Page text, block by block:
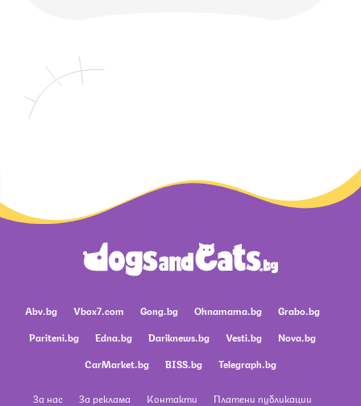
Abv.bg Vbox7.com Gong.bg Ohnamama.bg
Grabo.bg
Pariteni.bg
Edna.bg Dariknews.bg Vesti.bg
Nova.bg
CarMarket.bg
BISS.bg Telegraph.bg
За нас За реклама Контакти
Платени публикации